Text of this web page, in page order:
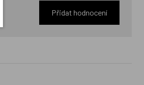
Přidat hodnocení